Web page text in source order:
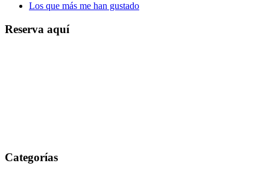
Los que más me han gustado
Reserva aquí
Categorías